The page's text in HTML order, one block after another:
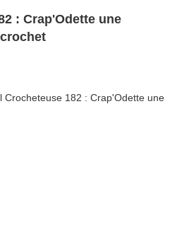
: Crap'Odette une